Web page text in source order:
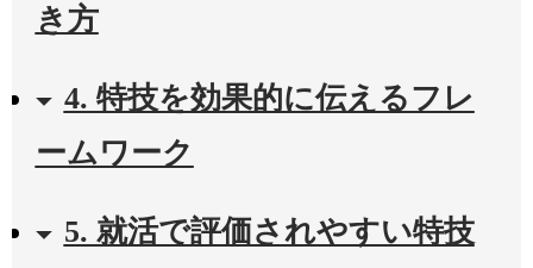
き方
4. 特技を効果的に伝えるフレ
ームワーク
5. 就活で評価されやすい特技